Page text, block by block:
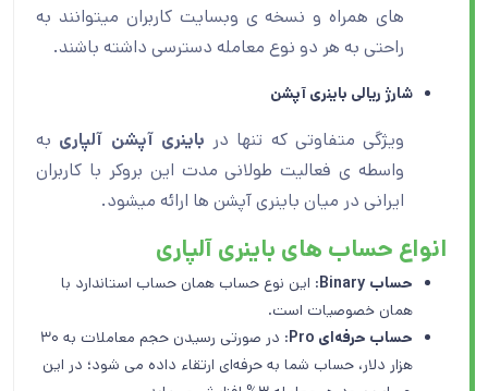
های همراه و نسخه ی وبسایت کاربران میتوانند به
راحتی به هر دو نوع معامله دسترسی داشته باشند.
شارژ ریالی باینری آپشن
ویژگی متفاوتی که تنها در باینری آپشن آلپاری به
واسطه ی فعالیت طولانی مدت این بروکر با کاربران
ایرانی در میان باینری آپشن ها ارائه میشود.
انواع حساب های باینری آلپاری
حساب Binary: این نوع حساب همان حساب استاندارد با
همان خصوصیات است.
حساب حرفه‌ای Pro
: در صورتی رسیدن حجم معاملات به ۳۰
هزار دلار، حساب شما به حرفه‌ای ارتقاء داده می شود؛ در این